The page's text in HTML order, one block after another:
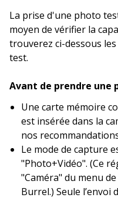
La prise d'une photo
moyen de vérifier la
trouverez ci-dessous
test.
Avant de prendre une
Une carte mémoire
est insérée dans la
nos
Le mode de capture
"Photo+Vidéo". (Ce
"Caméra" du menu
Burrel.) Seule